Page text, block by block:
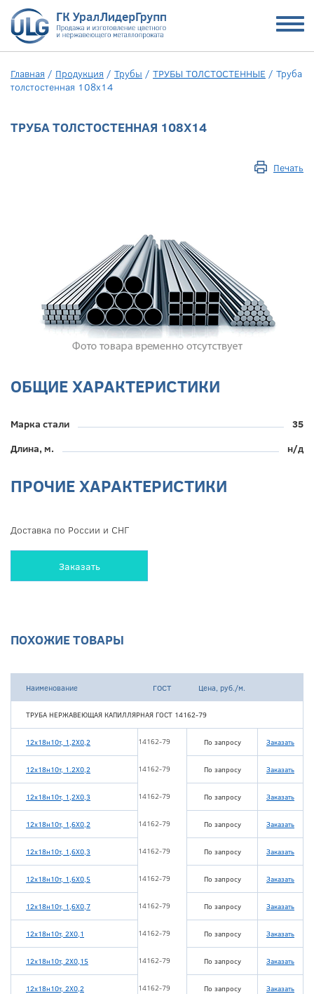
Главная / Продукция / Трубы / ТРУБЫ ТОЛСТОСТЕННЫЕ / Труба
толстостенная 108х14
ТРУБА ТОЛСТОСТЕННАЯ 108Х14
Печать
ОБЩИЕ ХАРАКТЕРИСТИКИ
Марка стали
35
Длина, м.
н/д
ПРОЧИЕ ХАРАКТЕРИСТИКИ
Доставка по России и СНГ
Заказать
ПОХОЖИЕ ТОВАРЫ
Наименование ГОСТ Цена, руб./м.
ТРУБА НЕРЖАВЕЮЩАЯ КАПИЛЛЯРНАЯ ГОСТ 14162-79
12х18н10т, 1,2Х0,2 14162-79 По запросу Заказать
12х18н10т, 1.2Х0,2 14162-79 По запросу Заказать
12х18н10т, 1,2Х0,3 14162-79 По запросу Заказать
12х18н10т, 1,6Х0,2 14162-79 По запросу Заказать
12х18н10т, 1,6Х0,3 14162-79 По запросу Заказать
12х18н10т, 1,6Х0,5 14162-79 По запросу Заказать
12х18н10т, 1,6Х0,7 14162-79 По запросу Заказать
12х18н10т, 2Х0,1 14162-79 По запросу Заказать
12х18н10т, 2Х0,15 14162-79 По запросу Заказать
12х18н10т, 2Х0,2 14162-79 По запросу Заказать